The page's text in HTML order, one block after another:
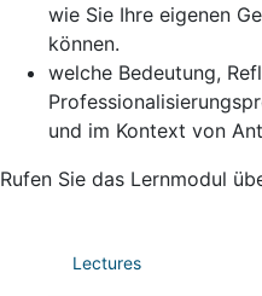
wie Sie Ihre eigenen
können.
welche Bedeutung,
und im Kontext von
Rufen Sie das Lernmodul
Lectures